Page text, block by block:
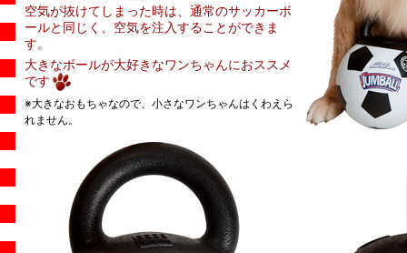
空気が抜けてしまった時は、通常のサッカーボ
ールと同じく、空気を注入することができま
す。
大きなボールが大好きなワンちゃんにおススメ
です
※大きなおもちゃなので、小さなワンちゃんはくわえら
れません。